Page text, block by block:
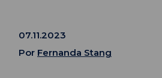
07.11.2023
Por Fernanda Stang